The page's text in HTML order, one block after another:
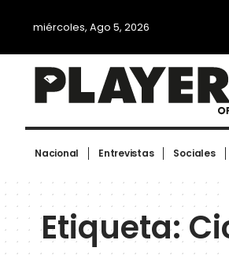
miércoles, Ago 5, 2026
Nacional Entrevistas Sociales
Etiqueta: